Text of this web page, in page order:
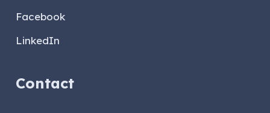
Facebook
LinkedIn
Contact